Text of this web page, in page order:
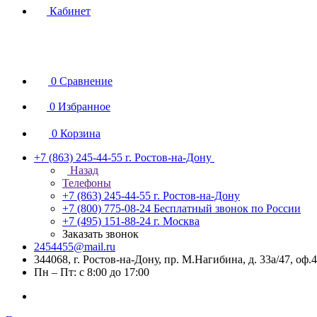
Кабинет
0 Сравнение
0 Избранное
0 Корзина
+7 (863) 245-44-55 г. Ростов-на-Дону
Назад
Телефоны
+7 (863) 245-44-55 г. Ростов-на-Дону
+7 (800) 775-08-24 Бесплатный звонок по России
+7 (495) 151-88-24 г. Москва
Заказать звонок
2454455@mail.ru
344068, г. Ростов-на-Дону, пр. М.Нагибина, д. 33а/47,
Пн – Пт: с 8:00 до 17:00